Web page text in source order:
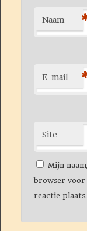
Naam
E-mail
Site
Mijn
browser voor
reactie plaats.